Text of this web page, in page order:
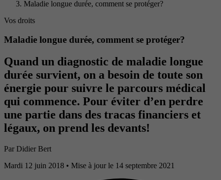
Maladie longue durée, comment se protéger?
Vos droits
Maladie longue durée, comment se protéger?
Quand un diagnostic de maladie longue
durée survient, on a besoin de toute son
énergie pour suivre le parcours médical
qui commence. Pour éviter d’en perdre
une partie dans des tracas financiers et
légaux, on prend les devants!
Par Didier Bert
Mardi 12 juin 2018 • Mise à jour le 14 septembre 2021